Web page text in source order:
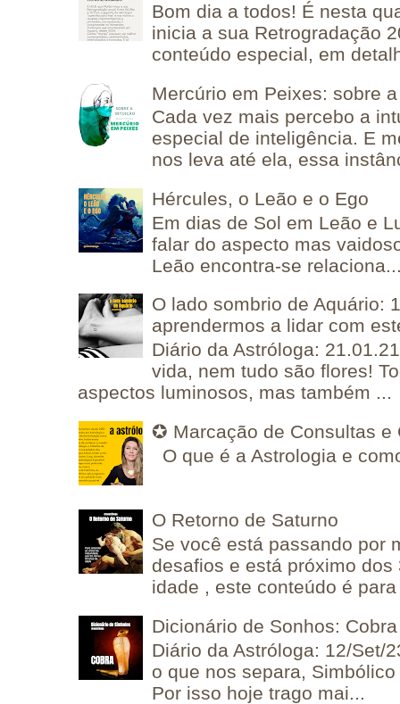
Bom dia a todos! É nesta
inicia a sua Retrogradação
conteúdo especial, em
Mercúrio em Peixes: sobre
Cada vez mais percebo a
especial de inteligência. E
nos leva até ela, essa
Hércules, o Leão e o Ego
Em dias de Sol em Leão e
falar do aspecto mas
Leão encontra-se
O lado sombrio de Aquário:
aprendermos a lidar com
Diário da Astróloga:
vida, nem tudo são flores!
aspectos luminosos, mas também ...
✪ Marcação de Consultas e
O que é a Astrologia e
O Retorno de Saturno
Se você está passando por
desafios e está próximo
idade , este conteúdo é
Dicionário de Sonhos: Cobra
Diário da Astróloga: 12/Set/
o que nos separa,
Por isso hoje trago mai...